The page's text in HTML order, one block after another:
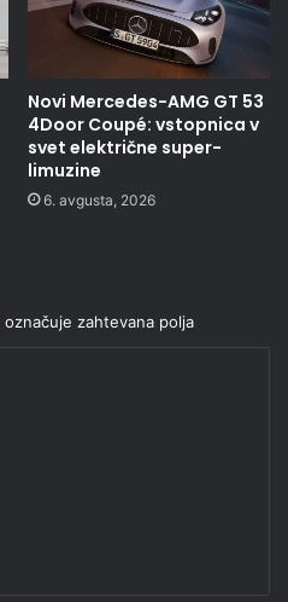
Novi Mercedes-AMG GT 53
4Door Coupé: vstopnica v
svet električne super-
limuzine
6. avgusta, 2026
označuje zahtevana polja